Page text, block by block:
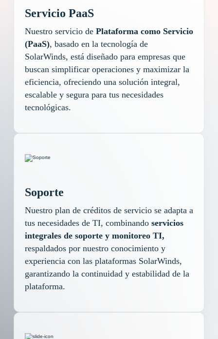
Servicio PaaS
Nuestro servicio de Plataforma como Servicio
(PaaS), basado en la tecnología de
SolarWinds, está diseñado para empresas que
buscan simplificar operaciones y maximizar la
eficiencia, ofreciendo una solución integral,
escalable y segura para tus necesidades
tecnológicas.
Soporte
Nuestro plan de créditos de servicio se adapta a
tus necesidades de TI, combinando servicios
integrales de soporte y monitoreo TI,
respaldados por nuestro conocimiento y
experiencia con las plataformas SolarWinds,
garantizando la continuidad y estabilidad de la
plataforma.